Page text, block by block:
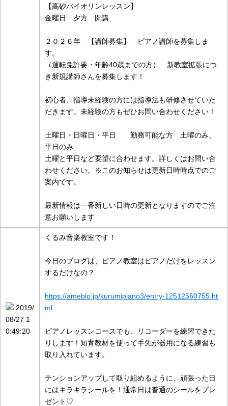
【高砂バイオリンレッスン】
金曜日 夕方 開講
２０２６年 【講師募集】 ピアノ講師を募集しま
す。
（運転免許要・年齢40歳までの方） 新教室拡張につ
き新規講師さんを募集します！
初心者、指導未経験の方には指導法も研修させていた
だきます。未経験の方もぜひお問い合わせください！
土曜日・日曜日・平日 勤務可能な方 土曜のみ、
平日のみ
土曜と平日など要望に合わせます。詳しくはお問い合
わせください。※このお知らせは更新日時時点でのご
案内です。
最新情報は一番新しい日時の更新となりますのでご注
意お願いします
2019/
08/27 1
0:49:20
くるみ音楽教室です！
今日のブログは、ピアノ教室はピアノだけをレッスン
するだけなの？
https://ameblo.jp/kurumipiano3/entry-12512560755.ht
ml
ピアノレッスンコースでも、リコーダーを練習できた
りします！知育教材を使って手先が器用になる練習も
取り入れています。
テンションアップして取り組めるように、頑張った日
にはキラキラシールを！通常日は普通のシールをプレ
ゼント♡